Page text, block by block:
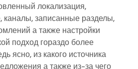
локализация,
каналы, записанные разделы,
а также настройки
подход гораздо более
ясно, из какого источника
а также из-за чего